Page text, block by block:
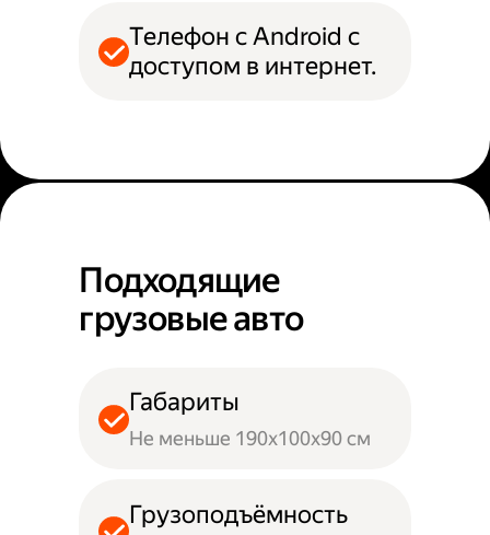
Телефон с Android с
доступом в интернет.
Подходящие
грузовые авто
Габариты
Не меньше 190х100х90 см
Грузоподъёмность